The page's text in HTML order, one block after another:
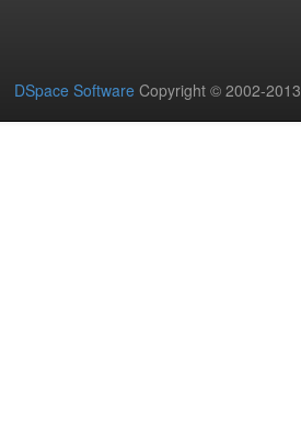
DSpace Software Copyright © 2002-2013